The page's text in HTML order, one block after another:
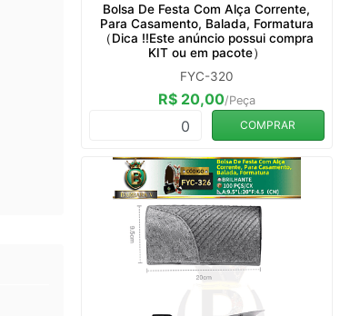
Bolsa De Festa Com Alça Corrente,
Para Casamento, Balada, Formatura
（Dica ‼️Este anúncio possui compra
KIT ou em pacote）
FYC-320
R$ 20,00/Peça
0 COMPRAR